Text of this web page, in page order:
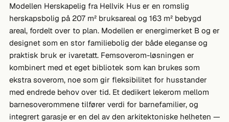
Modellen Herskapelig fra Hellvik Hus er en romslig
herskapsbolig på 207 m² bruksareal og 163 m² bebygd
areal, fordelt over to plan. Modellen er energimerket B og er
designet som en stor familiebolig der både eleganse og
praktisk bruk er ivaretatt. Femsoverom-løsningen er
kombinert med et eget bibliotek som kan brukes som
ekstra soverom, noe som gir fleksibilitet for husstander
med endrede behov over tid. Et dedikert lekerom mellom
barnesoverommene tilfører verdi for barnefamilier, og
integrert garasje er en del av den arkitektoniske helheten —